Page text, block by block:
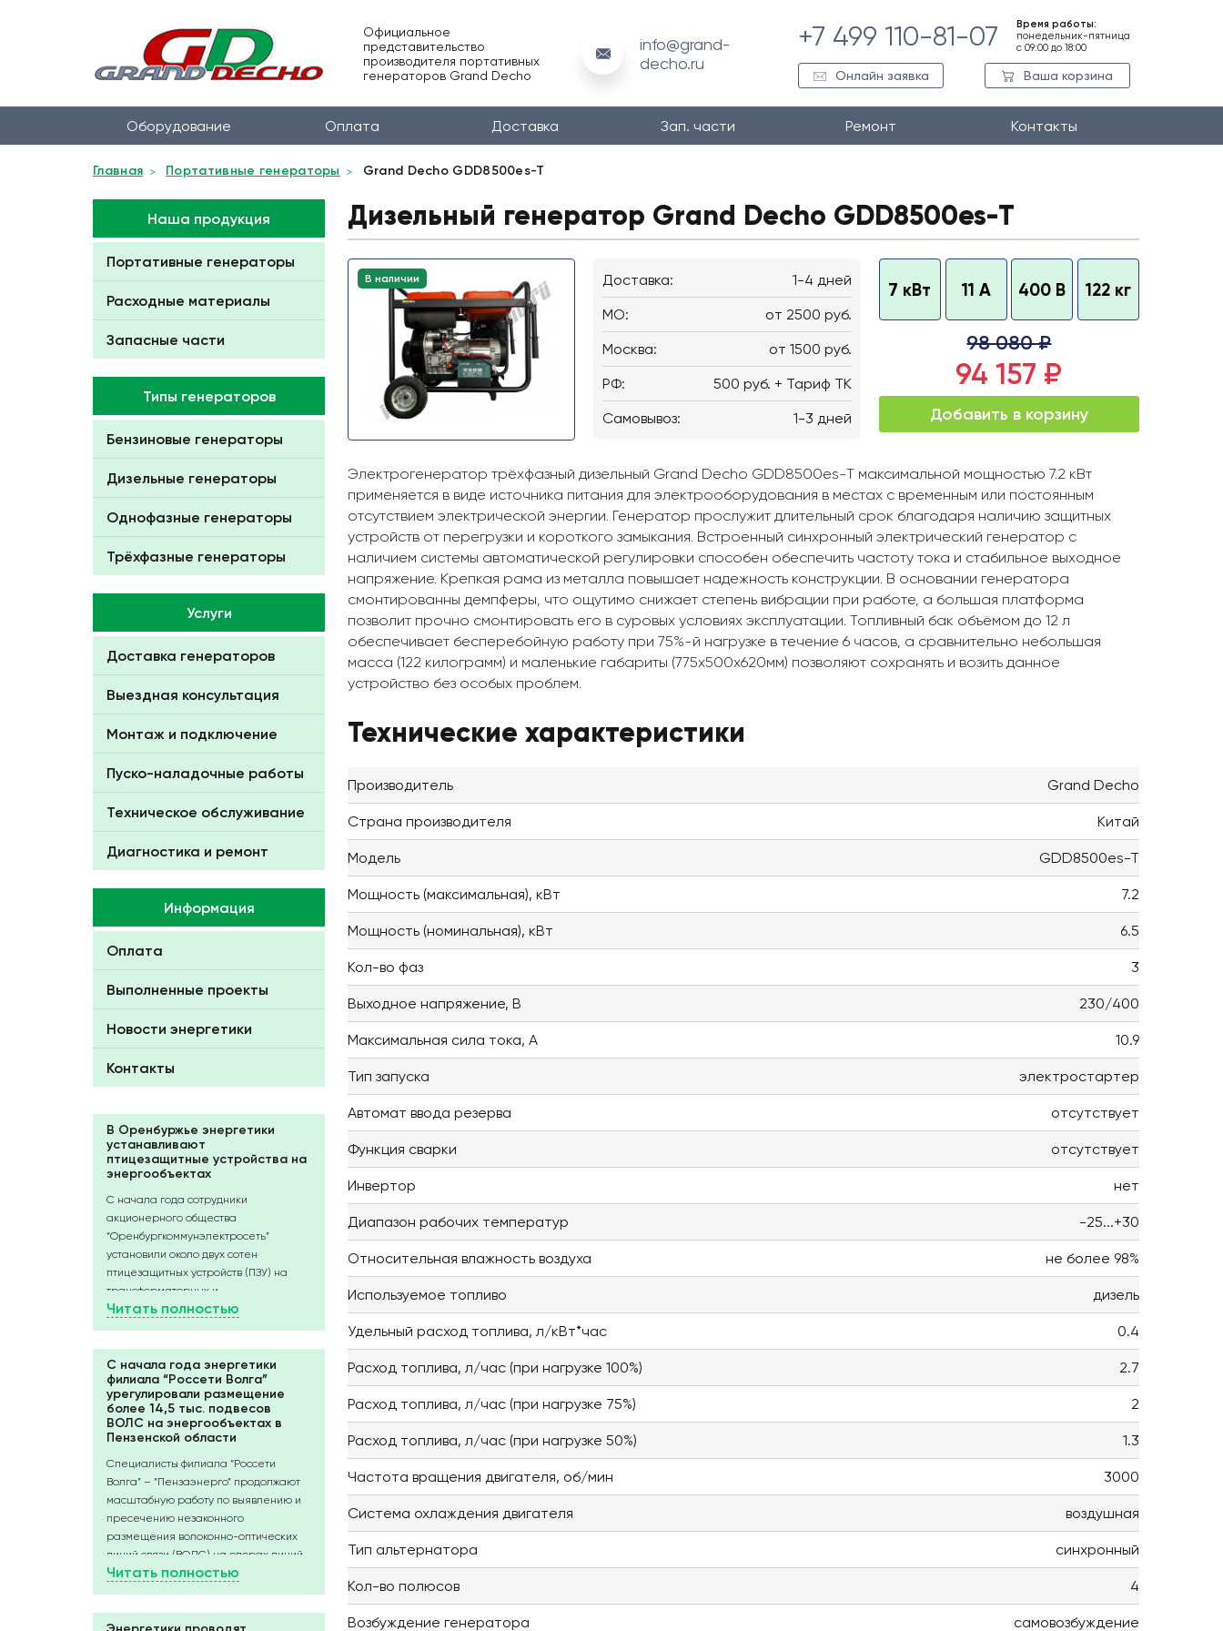
Официальное
представительство
производителя портативных
генераторов Grand Decho
info@grand-
decho.ru
+7 499 110-81-07
Время работы:
понедельник-пятница
с 09:00 до 18:00
Онлайн заявка Ваша корзина
Оборудование Оплата Доставка Зап. части Ремонт Контакты
Главная Портативные генераторы Grand Decho GDD8500es-T
Наша продукция
Портативные генераторы
Расходные материалы
Запасные части
Типы генераторов
Бензиновые генераторы
Дизельные генераторы
Однофазные генераторы
Трёхфазные генераторы
Услуги
Доставка генераторов
Выездная консультация
Монтаж и подключение
Пуско-наладочные работы
Техническое обслуживание
Диагностика и ремонт
Информация
Оплата
Выполненные проекты
Новости энергетики
Контакты
В Оренбуржье энергетики
устанавливают
птицезащитные устройства на
энергообъектах
С начала года сотрудники
акционерного общества
“Оренбургкоммунэлектросеть”
установили около двух сотен
птицезащитных устройств (ПЗУ) на
трансформаторных и
распределительных пунктах в
смонтированы в течение ближайших
пяти месяцев.
Птицы нередко становятся причиной
кратковременных отключений
электроэнергии. Они используют
как присады, касаются открытых
частей оборудования и попадают под
напряжение; возникает короткое
замыкание, и линия отключается.
Чтобы исключить соприкосновения и
при выполнении плановых ремонтов
Читать полностью
С начала года энергетики
филиала “Россети Волга”
урегулировали размещение
более 14,5 тыс. подвесов
ВОЛС на энергообъектах в
Пензенской области
Специалисты филиала “Россети
Волга” – “Пензаэнерго” продолжают
масштабную работу по выявлению и
пресечению незаконного
размещения волоконно-оптических
линий связи (ВОЛС) на опорах линий
электропередачи (ЛЭП).
на опорах ЛЭП филиала
Читать полностью
Дизельный генератор Grand Decho GDD8500es-T
В наличии Доставка:
1-4 дней
MO:
от 2500 руб.
Москва:
от 1500 руб.
РФ:
500 руб. + Тариф ТК
Самовывоз:
1-3 дней
7 кВт 11 А 400 В 122 кг
98 080 ₽
94 157 ₽
Добавить в корзину
Электрогенератор трёхфазный дизельный Grand Decho GDD8500es-T максимальной мощностью 7.2 кВт
применяется в виде источника питания для электрооборудования в местах с временным или постоянным
отсутствием электрической энергии. Генератор прослужит длительный срок благодаря наличию защитных
устройств от перегрузки и короткого замыкания. Встроенный синхронный электрический генератор с
наличием системы автоматической регулировки способен обеспечить частоту тока и стабильное выходное
напряжение. Крепкая рама из металла повышает надежность конструкции. В основании генератора
смонтированны демпферы, что ощутимо снижает степень вибрации при работе, а большая платформа
позволит прочно смонтировать его в суровых условиях эксплуатации. Топливный бак объёмом до 12 л
обеспечивает бесперебойную работу при 75%-й нагрузке в течение 6 часов, а сравнительно небольшая
масса (122 килограмм) и маленькие габариты (775x500x620мм) позволяют сохранять и возить данное
устройство без особых проблем.
Технические характеристики
Производитель Grand Decho
Страна производителя Китай
Модель GDD8500es-T
Мощность (максимальная), кВт 7.2
Мощность (номинальная), кВт 6.5
Кол-во фаз 3
Выходное напряжение, В 230/400
Максимальная сила тока, А 10.9
Тип запуска электростартер
Автомат ввода резерва отсутствует
Функция сварки отсутствует
Инвертор нет
Диапазон рабочих температур -25...+30
Относительная влажность воздуха не более 98%
Используемое топливо дизель
Удельный расход топлива, л/кВт*час 0.4
Расход топлива, л/час (при нагрузке 100%) 2.7
Расход топлива, л/час (при нагрузке 75%) 2
Расход топлива, л/час (при нагрузке 50%) 1.3
Частота вращения двигателя, об/мин 3000
Система охлаждения двигателя воздушная
Тип альтернатора синхронный
Кол-во полюсов 4
Возбуждение генератора самовозбуждение